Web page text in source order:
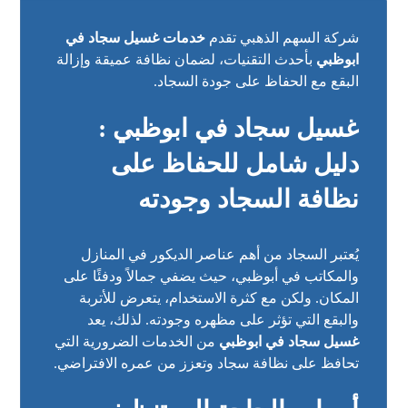
شركة السهم الذهبي تقدمخدمات غسيل سجاد في
ابوظبي بأحدث التقنيات، لضمان نظافة عميقة وإزالة
البقع مع الحفاظ على جودة السجاد.
غسيل سجاد في ابوظبي :
دليل شامل للحفاظ على
نظافة السجاد وجودته
يُعتبر السجاد من أهم عناصر الديكور في المنازل
والمكاتب في أبوظبي، حيث يضفي جمالاً ودفئًا على
المكان. ولكن مع كثرة الاستخدام، يتعرض للأتربة
والبقع التي تؤثر على مظهره وجودته. لذلك، يعد
غسيل سجاد في ابوظبي من الخدمات الضرورية التي
تحافظ على نظافة سجاد وتعزز من عمره الافتراضي.